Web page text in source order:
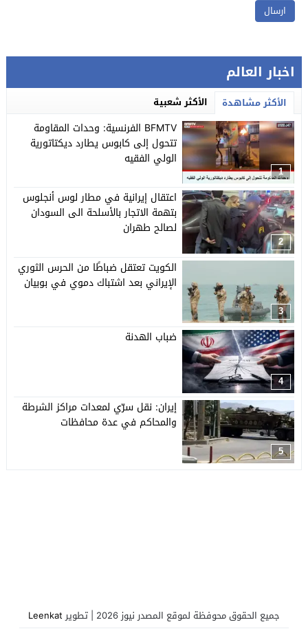
اخبار العالم
الأكثر مشاهدة الأكثر شعبية
1
BFMTV الفرنسية: وحدات المقاومة
تتحول إلى كابوس يطارد ديكتاتورية
الولي الفقيه
2
اعتقال إيرانية في مطار لوس أنجلوس
بتهمة الاتجار بالأسلحة الى السودان
لصالح طهران
3
الكويت تعتقل ضباطًا من الحرس الثوري
الإيراني بعد اشتباك دموي في بوبيان
4
ضباب الهدنة
5
إيران: نقل سرّي لمعدات مراكز الشرطة
والمحاكم في عدة محافظات
جميع الحقوق محوفظة لموقع المصدر نيوز 2026 | تطوير Leenkat